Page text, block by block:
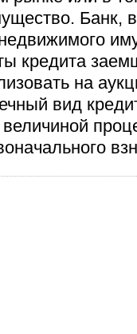
Банк,
кредита
на
вид